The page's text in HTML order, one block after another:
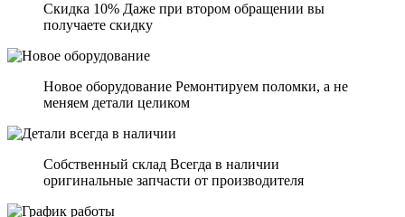
Скидка 10% Даже при втором обращении вы
получаете скидку
Новое оборудование Ремонтируем поломки, а не
меняем детали целиком
Собственный склад Всегда в наличии
оригинальные запчасти от производителя